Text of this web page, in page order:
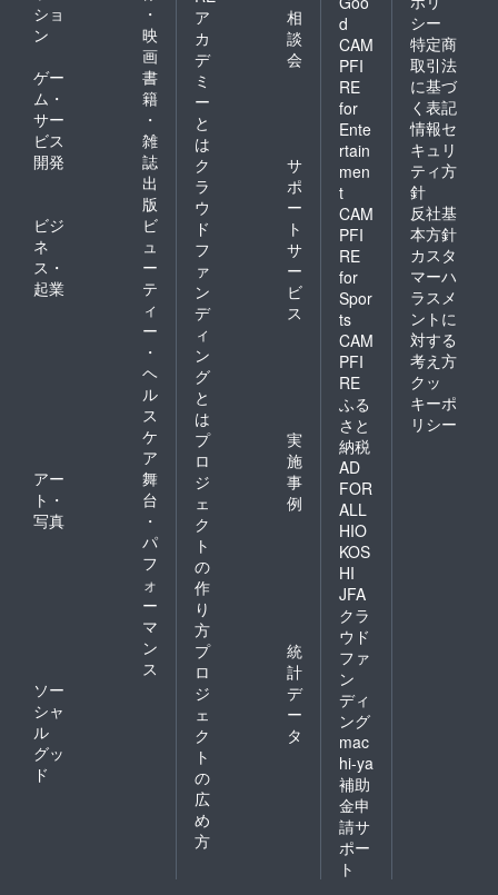
ショ
ン
・
映
画
ゲー
ム・
サー
ビス
開発
書
籍
・
雑
誌
出
版
ビジ
ネ
ス・
起業
ビ
ュ
ー
テ
ィ
ー
・
ヘ
ル
ス
ケ
ア
アー
ト・
写真
舞
台
・
パ
フ
ォ
ー
マ
ン
ス
ソー
シャ
ル
グッ
ド
ア
カ
デ
ミ
ー
と
は
相
談
会
ク
ラ
ウ
ド
フ
ァ
ン
デ
ィ
ン
グ
と
は
サ
ポ
ー
ト
サ
ー
ビ
ス
プ
ロ
ジ
ェ
ク
ト
の
作
り
方
実
施
事
例
プ
ロ
ジ
ェ
ク
ト
の
広
め
方
統
計
デ
ー
タ
d
CAM
PFI
RE
for
Ente
rtain
men
t
CAM
PFI
RE
for
Spor
ts
CAM
PFI
RE
ふる
さと
納税
AD
FOR
ALL
HIO
KOS
HI
JFA
クラ
ウド
ファ
ン
ディ
ング
mac
hi-ya
補助
金申
請サ
ポー
ト
シー
特定商
取引法
に基づ
く表記
情報セ
キュリ
ティ方
針
反社基
本方針
カスタ
マーハ
ラスメ
ントに
対する
考え方
クッ
キーポ
リシー